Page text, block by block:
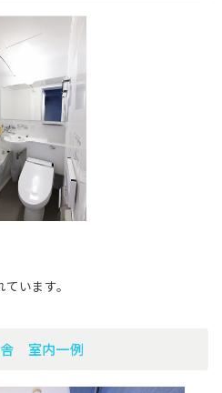
います。
舎 室内一例